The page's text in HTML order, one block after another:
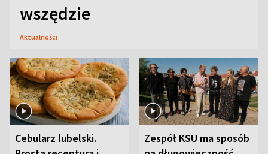
wszędzie
Aktualności
Cebularz lubelski.
Zespół KSU ma sposób